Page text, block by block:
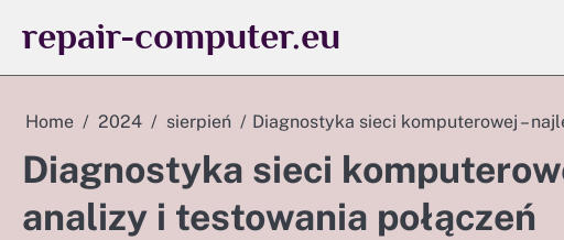
repair-computer.eu
Home 2024 sierpień Diagnostyka sieci komputerowej –
Diagnostyka sieci
analizy i testowania połączeń